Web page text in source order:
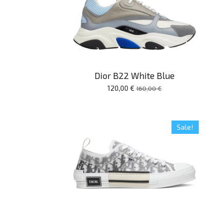
Dior B22 White Blue
120,00 € 160,00 €
Sale!